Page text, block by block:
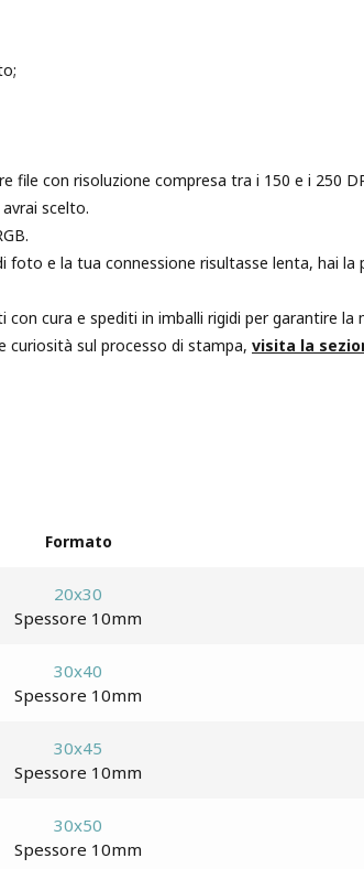
file con risoluzione compresa tra i 150 e i 250
scelto.
foto e la tua connessione risultasse lenta, hai
cura e spediti in imballi rigidi per garantire
curiosità sul processo di stampa, visita la
Formato
20x30
Spessore 10mm
30x40
Spessore 10mm
30x45
Spessore 10mm
30x50
Spessore 10mm